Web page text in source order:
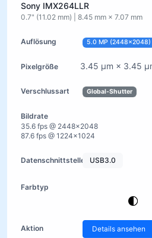
Sony IMX264LLR
0.7" (11.02 mm) | 8.45 mm × 7.07 mm
5.0 MP (2448×2048)
3.45 µm × 3.45
Global-Shutter
35.6 fps @ 2448×2048
87.6 fps @ 1224×1024
USB3.0
Details ansehen